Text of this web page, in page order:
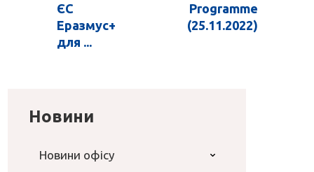
ЄС
Еразмус+
для ...
Programme
(25.11.2022)
Новини
Новини офісу